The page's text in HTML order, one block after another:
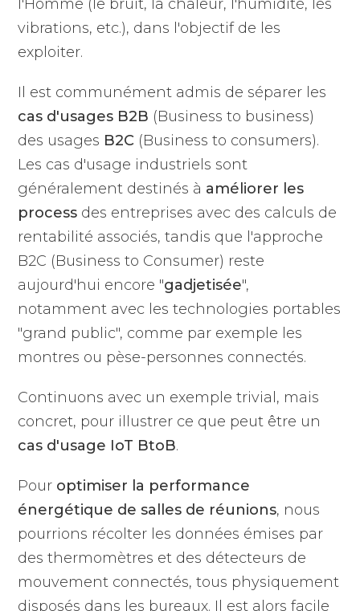
l'Homme (le bruit, la chaleur, l'humidité, les
vibrations, etc.), dans l'objectif de les
exploiter.
Il est communément admis de séparer les
cas d'usages B2B (Business to business)
des usages B2C (Business to consumers).
Les cas d'usage industriels sont
généralement destinés à améliorer les
process des entreprises avec des calculs de
rentabilité associés, tandis que l'approche
B2C (Business to Consumer) reste
aujourd'hui encore "gadjetisée",
notamment avec les technologies portables
"grand public", comme par exemple les
montres ou pèse-personnes connectés.
Continuons avec un exemple trivial, mais
concret, pour illustrer ce que peut être un
cas d'usage IoT BtoB.
Pour optimiser la performance
énergétique de salles de réunions, nous
pourrions récolter les données émises par
des thermomètres et des détecteurs de
mouvement connectés, tous physiquement
disposés dans les bureaux. Il est alors facile